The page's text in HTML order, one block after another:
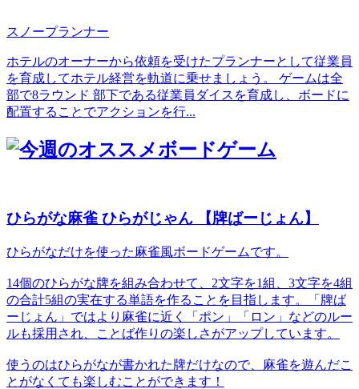
スノープランナー
ホテルのオーナーから依頼を受けたプランナーとして従業員
を育成してホテル経営を軌道に乗せましょう。 ゲームは全
部で8ラウンド 部下である従業員ダイスを育成し、ボードに
配置することでアクションを行...
ひらがな麻雀 ひらがじゃん 【牌ばーじょん】
ひらがなだけを使った麻雀風ボードゲームです。
14個のひらがな牌を組み合わせて、2文字を1組、3文字を4組
の合計5組の実在する単語を作ることを目指します。「牌ば
ーじょん」ではより麻雀に近く「ポン」「ロン」などのルー
ルも採用され、ことば作りの楽しさがアップしています。
使うのはひらがなが書かれた牌だけなので、麻雀を遊んだこ
とがなくても楽しむことができます！